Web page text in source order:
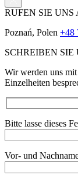
RUFEN SIE UNS
Poznań, Polen +48
SCHREIBEN SIE
Wir werden uns
Einzelheiten
Bitte lasse dieses
Vor- und